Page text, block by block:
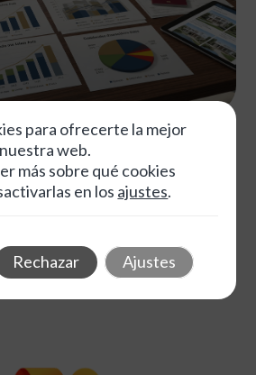
julio 3, 2026
mediante Inversiones
Riqueza a Largo Plazo
para ofrecerte la mejor
web.
más sobre qué cookies
en los ajustes.
Rechazar Ajustes